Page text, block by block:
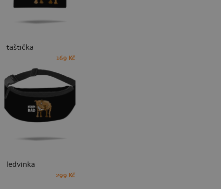
taštička
169 Kč
ledvinka
299 Kč